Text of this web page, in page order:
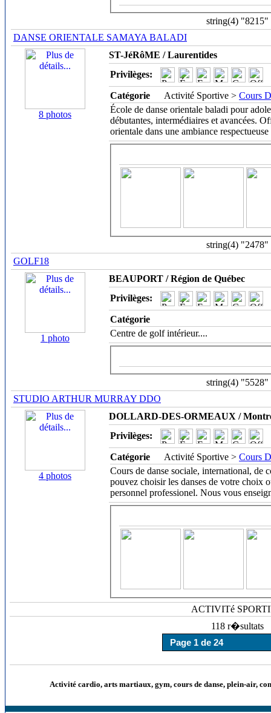
string(4) "8215"
DANSE ORIENTALE SAMAYA BALADI
8 photos
ST-JéRôME / Laurentides
Privilèges:
Catégorie Activité Sportive > Cours
École de danse orientale baladi pour
débutantes, intermédiaires et avancées.
orientale dans une ambiance
string(4) "2478"
GOLF18
1 photo
BEAUPORT / Région de Québec
Privilèges:
Catégorie
Centre de golf intérieur....
string(4) "5528"
STUDIO ARTHUR MURRAY DDO
4 photos
DOLLARD-DES-ORMEAUX /
Privilèges:
Catégorie Activité Sportive > Cours
Cours de danse sociale, international, de
pouvez choisir les danses de votre choix
personnel professionel. Nous vous
ACTIVITé
118 r�sultats
Activité cardio, arts martiaux, gym, cours de danse, plein-air,